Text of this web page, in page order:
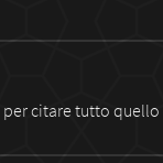
citare tutto